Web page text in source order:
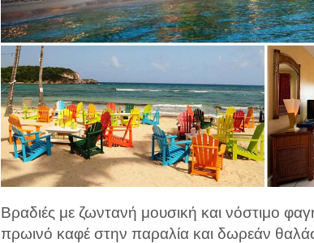
Βραδιές με ζωντανή μουσική και νόστιμο
πρωινό καφέ στην παραλία και δωρεάν